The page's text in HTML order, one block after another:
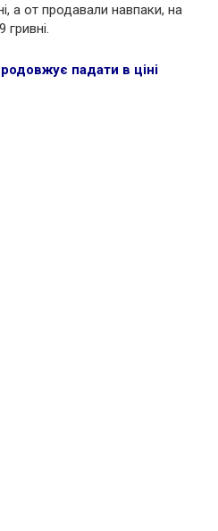
а от продавали навпаки, на
падати в ціні